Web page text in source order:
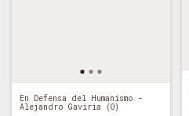
En Defensa del Humanismo -
Alejandro Gaviria (O)